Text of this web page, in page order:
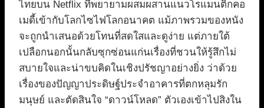
ไทยบน Netflix ที่พยายามผสมผสานแนวโรแมนติกคอ
เมดี้เข้ากับโลกไซไฟโลกอนาคต แม้ภาพรวมของหนัง
จะถูกนำเสนอด้วยโทนที่สดใสและดูง่าย แต่ภายใต้
เปลือกนอกนั้นกลับซุกซ่อนแก่นเรื่องที่ชวนให้รู้สึกไม่
สบายใจและน่าขบคิดในเชิงปรัชญาอย่างยิ่ง ว่าด้วย
เรื่องของปัญญาประดิษฐ์ประจำอาคารที่ตกหลุมรัก
มนุษย์ และตัดสินใจ “ดาวน์โหลด” ตัวเองเข้าไปสิงใน